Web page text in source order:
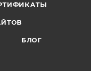
БЛОГ